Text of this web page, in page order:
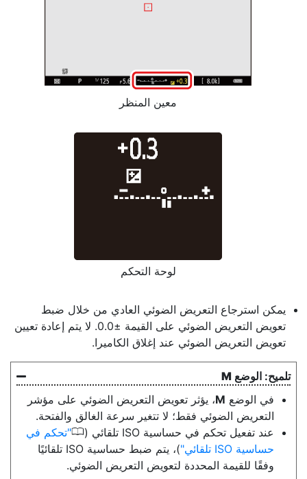
معين المنظر
لوحة التحكم
يمكن استرجاع التعريض الضوئي العادي من خلال ضبط
تعويض التعريض الضوئي على القيمة ±‏0.0. لا يتم إعادة تعيين
تعويض التعريض الضوئي عند إغلاق الكاميرا.
الوضع M
في الوضع M، يؤثر تعويض التعريض الضوئي على مؤشر
التعريض الضوئي فقط؛ لا تتغير سرعة الغالق والفتحة.
عند تفعيل تحكم في حساسية ISO تلقائي (
0 تحكم في
حساسية ISO تلقائي
)، يتم ضبط حساسية ISO تلقائيًا
وفقًا للقيمة المحددة لتعويض التعريض الضوئي.